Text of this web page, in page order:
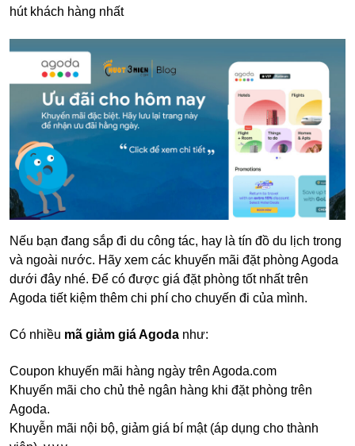
hút khách hàng nhất
Nếu bạn đang sắp đi du công tác, hay là tín đồ du lịch trong
và ngoài nước. Hãy xem các khuyến mãi đặt phòng Agoda
dưới đây nhé. Để có được giá đặt phòng tốt nhất trên
Agoda tiết kiệm thêm chi phí cho chuyến đi của mình.
Có nhiều mã giảm giá Agoda như:
Coupon khuyến mãi hàng ngày trên Agoda.com
Khuyến mãi cho chủ thẻ ngân hàng khi đặt phòng trên
Agoda.
Khuyễn mãi nội bộ, giảm giá bí mật (áp dụng cho thành